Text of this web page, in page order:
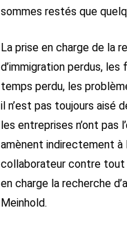
sommes restés que
La prise en charge de la
d’immigration perdus,
temps perdu, les
il n’est pas toujours aisé
les entreprises n’ont pas
amènent indirectement à
collaborateur contre tout
en charge la recherche
Meinhold.